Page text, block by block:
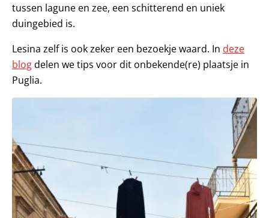
tussen lagune en zee, een schitterend en uniek
duingebied is.
Lesina zelf is ook zeker een bezoekje waard. In deze
blogdelen we tips voor dit onbekende(re) plaatsje in
Puglia.